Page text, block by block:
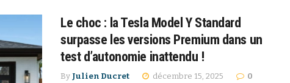
Le choc : la Tesla Model Y Standard
surpasse les versions Premium dans un
test d’autonomie inattendu !
By Julien Ducret décembre 15, 2025 0